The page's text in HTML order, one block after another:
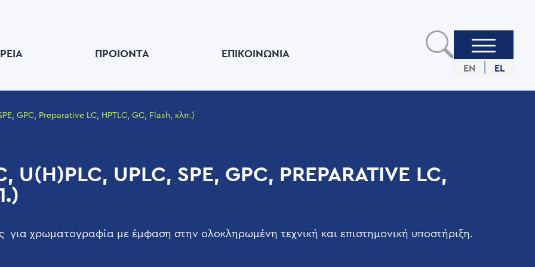
ΠΡΟΙΟΝΤΑ ΕΠΙΚΟΙΝΩΝIΑ
EN EL
GPC, Preparative LC, HPTLC, GC, Flash, κλπ.)
UPLC, SPE, GPC, PREPARATIVE LC,
για χρωματογραφία με έμφαση στην ολοκληρωμένη τεχνική και επιστημονική υποστήριξη.